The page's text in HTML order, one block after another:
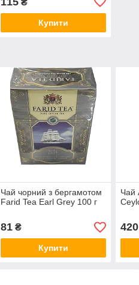
Купити
Чай чорний з бергамотом
Farid Tea Earl Grey 100 г
81₴
Купити
Чай
420